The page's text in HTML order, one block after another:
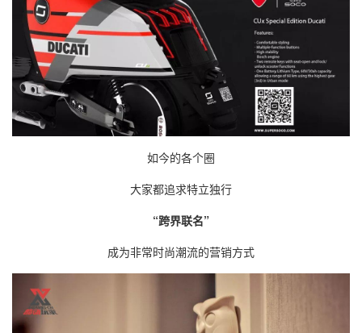
如今的各个圈
大家都追求特立独行
“跨界联名”
成为非常时尚潮流的营销方式